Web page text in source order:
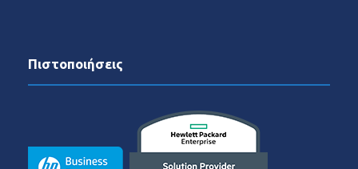
Πιστοποιήσεις